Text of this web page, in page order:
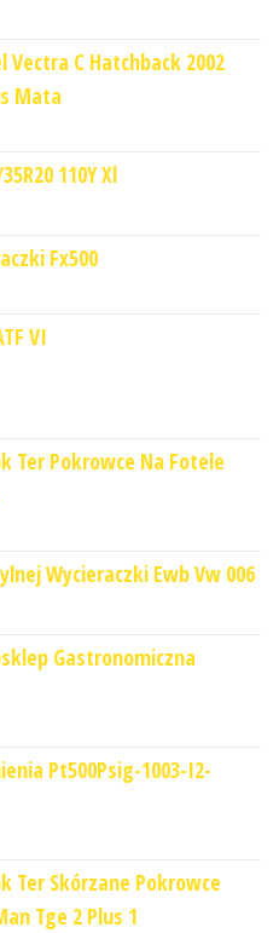
Vectra C Hatchback 2002
Mata
110Y Xl
Fx500
VI
Ter Pokrowce Na Fotele
Wycieraczki Ewb Vw 006
Gastronomiczna
Pt500Psig-1003-I2-
Ter Skórzane Pokrowce
Tge 2 Plus 1